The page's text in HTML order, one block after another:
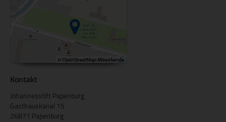
Kontakt
Johannesstift Papenburg
Gasthauskanal 15
26871 Papenburg